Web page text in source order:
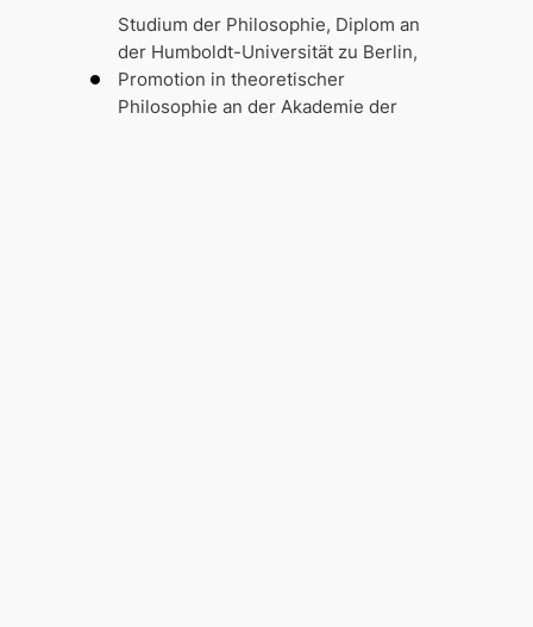
Studium der Philosophie, Diplom an
der Humboldt-Universität zu Berlin,
Promotion in theoretischer
Philosophie an der Akademie der